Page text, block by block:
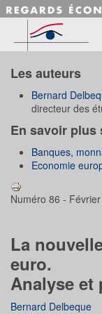
Accéder au
Les auteurs
Bernard
directeur des
En savoir plus
Banques,
Economie
Numéro 86 - Février
La
euro.
Analyse et
Bernard Delbeque